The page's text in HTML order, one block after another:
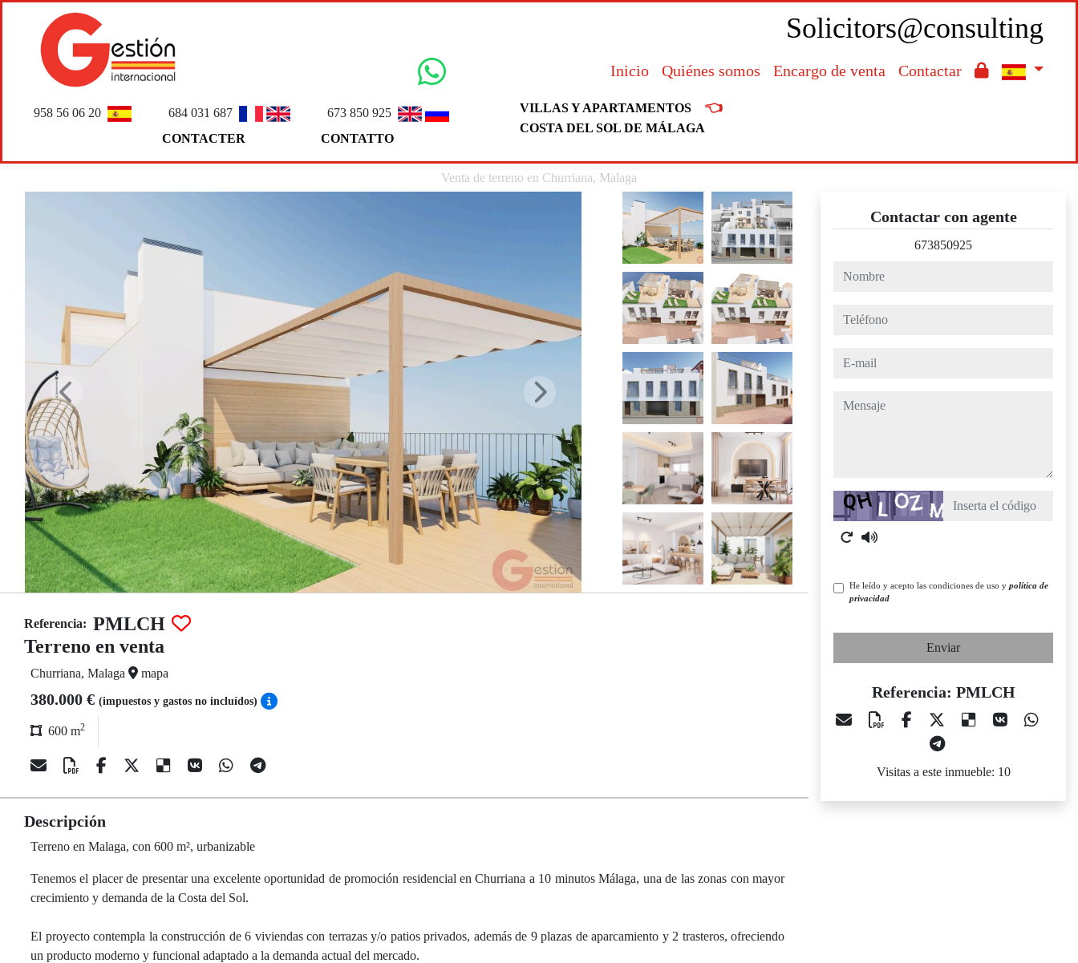
Solicitors@consulting
Inicio Quiénes somos Encargo de venta Contactar
958 56 06 20
684 031 687
CONTACTER
673 850 925
CONTATTO
VILLAS Y APARTAMENTOS 👈
COSTA DEL SOL DE MÁLAGA
Venta de terreno en Churriana, Malaga
Referencia: PMLCH
Terreno en venta
Churriana, Malaga mapa
380.000 € (impuestos y gastos no incluídos)
600 m2
Descripción
Terreno en Malaga, con 600 m², urbanizable
Tenemos el placer de presentar una excelente oportunidad de promoción residencial en Churriana a 10 minutos Málaga, una de las zonas con mayor
crecimiento y demanda de la Costa del Sol.
El proyecto contempla la construcción de 6 viviendas con terrazas y/o patios privados, además de 9 plazas de aparcamiento y 2 trasteros, ofreciendo
un producto moderno y funcional adaptado a la demanda actual del mercado.
Contactar con agente
673850925
nombre
teléfono
e-mail
mensaje
Captcha
He leído y acepto las condiciones de uso y política de
privacidad
Enviar
Referencia: PMLCH
Visitas a este inmueble: 10